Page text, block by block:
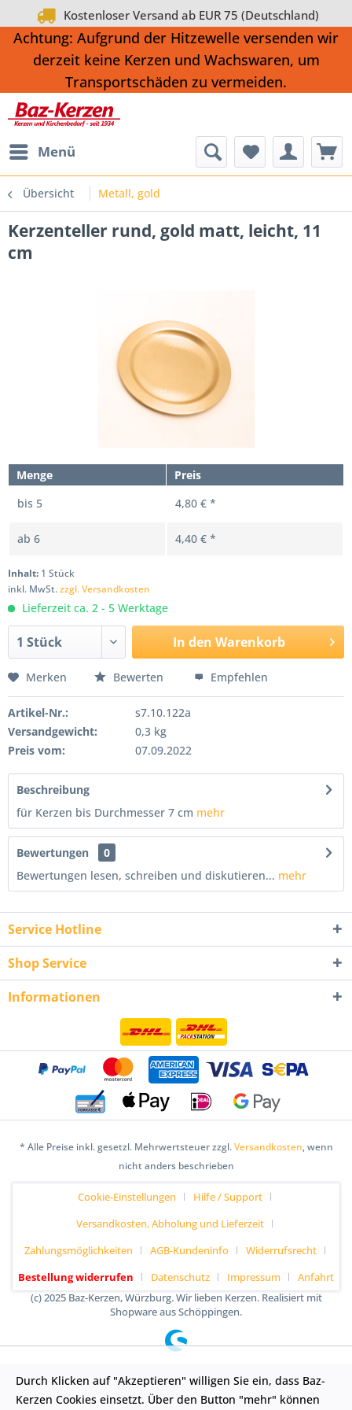
Kostenloser Versand ab EUR 75 (Deutschland)
Achtung: Aufgrund der Hitzewelle versenden wir
derzeit keine Kerzen und Wachswaren, um
Transportschäden zu vermeiden.
Menü
Übersicht Metall, gold
Kerzenteller rund, gold matt, leicht, 11
cm
Menge
Preis
bis 5 4,80 € *
ab 6 4,40 € *
Inhalt: 1 Stück
inkl. MwSt.zzgl. Versandkosten
Lieferzeit ca. 2 - 5 Werktage
In den Warenkorb
Merken Bewerten Empfehlen
Artikel-Nr.:
s7.10.122a
Versandgewicht:
0,3 kg
Preis vom:
07.09.2022
Beschreibung
für Kerzen bis Durchmesser 7 cm mehr
Bewertungen
0
Bewertungen lesen, schreiben und diskutieren... mehr
Service Hotline
Shop Service
Informationen
* Alle Preise inkl. gesetzl. Mehrwertsteuer zzgl.Versandkosten, wenn
nicht anders beschrieben
Cookie-Einstellungen
Hilfe / Support
Versandkosten, Abholung und Lieferzeit
Zahlungsmöglichkeiten
AGB-Kundeninfo
Widerrufsrecht
Bestellung widerrufen
Datenschutz Impressum
Anfahrt
(c) 2025 Baz-Kerzen, Würzburg. Wir lieben Kerzen. Realisiert mit
Shopware aus Schöppingen.
Durch Klicken auf "Akzeptieren" willigen Sie ein, dass Baz-
Kerzen Cookies einsetzt. Über den Button "mehr" können